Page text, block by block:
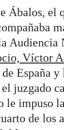
Ábalos, el
Audiencia
Víctor
España y
juzgado
le impuso
de los